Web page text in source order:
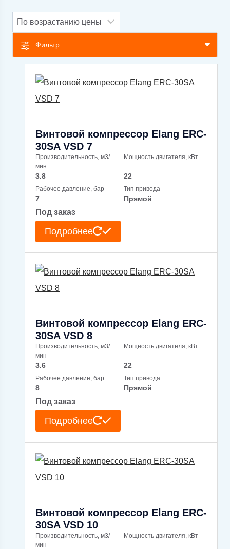
по
Фильтр
Винтовой компрессор Elang ERC-
30SA VSD 7
Производительность, м3/
мин
3.8
Мощность двигателя, кВт
22
Рабочее давление, бар
7
Тип привода
Прямой
Под заказ
Подробнее
Винтовой компрессор Elang ERC-
30SA VSD 8
Производительность, м3/
мин
3.6
Мощность двигателя, кВт
22
Рабочее давление, бар
8
Тип привода
Прямой
Под заказ
Подробнее
Винтовой компрессор Elang ERC-
30SA VSD 10
Производительность, м3/
мин
Мощность двигателя, кВт